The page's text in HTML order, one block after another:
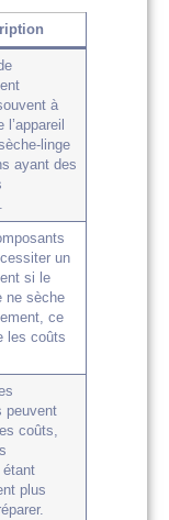
à
l’appareil
linge
ayant des
un
si le
ne sèche
ce
les coûts
peuvent
coûts,
étant
plus